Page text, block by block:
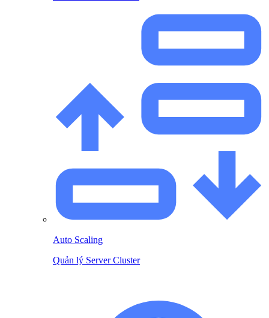
Auto Scaling
Quản lý Server Cluster